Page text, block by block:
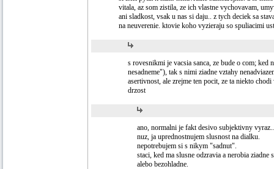
vitala, az som zistila, ze ich vlastne vychovavam,
ani sladkost, vsak u nas si daju.. z tych deciek sa
na neuverenie. ktovie koho vyzieraju so spuliacimi
s rovesnikmi je vacsia sanca, ze bude o com;
nesadneme"), tak s nimi ziadne vztahy
asertivnost, ale zrejme ten pocit, ze ta niekto
drzost
ano, normalni je fakt desivo subjektivny vyraz..
nuz, ja uprednostnujem slusnost na dialku.
nepotrebujem si s nikym "sadnut".
staci, ked ma slusne odzravia a nerobia ziadne
alebo bezohladne.